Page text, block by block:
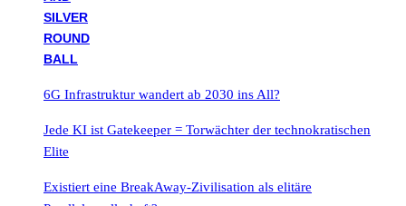
6G Infrastruktur wandert ab 2030 ins All?
Jede KI ist Gatekeeper = Torwächter der technokratischen
Elite
Existiert eine BreakAway-Zivilisation als elitäre